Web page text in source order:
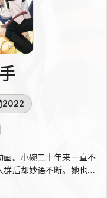
2022
画。小碗二十年来一直不
后却妙语不断。她也想
伴她的是六只不同品种
加菲。它们时而互怼打